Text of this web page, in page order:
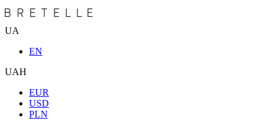
UA
EN
UAH
EUR
USD
PLN